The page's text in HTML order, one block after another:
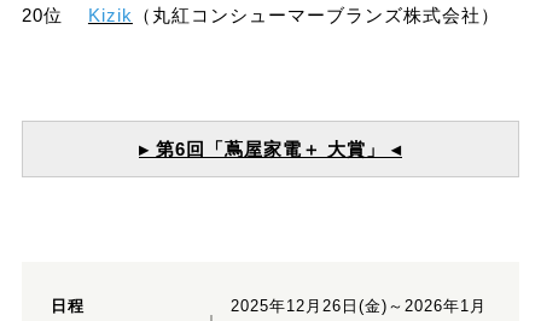
20位 Kizik （丸紅コンシューマーブランズ株式会社）
▸ 第6回「蔦屋家電＋ 大賞」 ◂
日程
2025年12月26日(金)～2026年1月